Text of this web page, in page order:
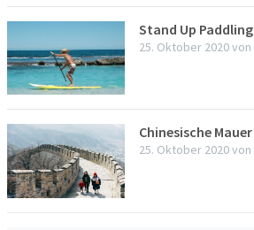
Stand Up Paddling
25. Oktober 2020von
Chinesische Mauer
25. Oktober 2020von